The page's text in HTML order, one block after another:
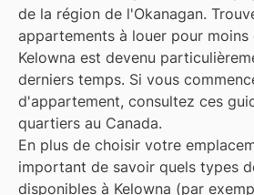
de la région de l'Okanagan.
appartements à louer pour moins
Kelowna est devenu
derniers temps. Si vous
d'appartement, consultez ces
quartiers au Canada.
En plus de choisir votre
important de savoir quels types
disponibles à Kelowna (par